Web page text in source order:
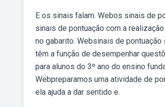
E os sinais falam. Webos sinais de
sinais de pontuação com a
no gabarito. Websinais de
têm a função de desempenhar
para alunos do 3º ano do ensino
Webpreparamos uma atividade de
ela ajuda a dar sentido e.